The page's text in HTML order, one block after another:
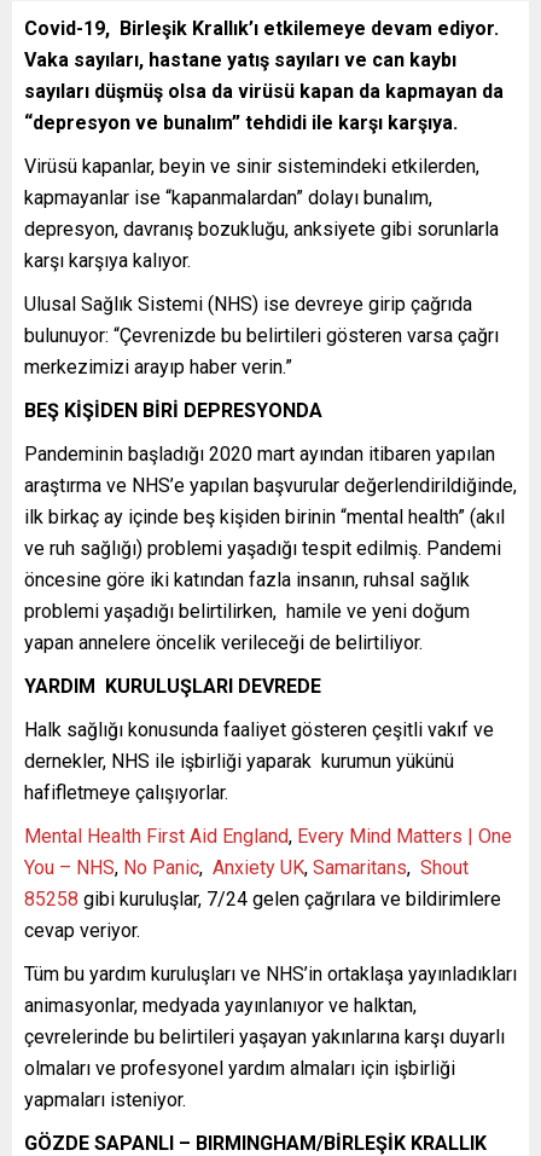
Covid-19, Birleşik Krallık’ı etkilemeye devam ediyor.
Vaka sayıları, hastane yatış sayıları ve can kaybı
sayıları düşmüş olsa da virüsü kapan da kapmayan da
“depresyon ve bunalım” tehdidi ile karşı karşıya.
Virüsü kapanlar, beyin ve sinir sistemindeki etkilerden,
kapmayanlar ise “kapanmalardan” dolayı bunalım,
depresyon, davranış bozukluğu, anksiyete gibi sorunlarla
karşı karşıya kalıyor.
Ulusal Sağlık Sistemi (NHS) ise devreye girip çağrıda
bulunuyor: “Çevrenizde bu belirtileri gösteren varsa çağrı
merkezimizi arayıp haber verin.”
BEŞ KİŞİDEN BİRİ DEPRESYONDA
Pandeminin başladığı 2020 mart ayından itibaren yapılan
araştırma ve NHS’e yapılan başvurular değerlendirildiğinde,
ilk birkaç ay içinde beş kişiden birinin “mental health” (akıl
ve ruh sağlığı) problemi yaşadığı tespit edilmiş. Pandemi
öncesine göre iki katından fazla insanın, ruhsal sağlık
problemi yaşadığı belirtilirken, hamile ve yeni doğum
yapan annelere öncelik verileceği de belirtiliyor.
YARDIM KURULUŞLARI DEVREDE
Halk sağlığı konusunda faaliyet gösteren çeşitli vakıf ve
dernekler, NHS ile işbirliği yaparak kurumun yükünü
hafifletmeye çalışıyorlar.
Mental Health First Aid England, Every Mind Matters | One
You – NHS, No Panic, Anxiety UK, Samaritans, Shout
85258 gibi kuruluşlar, 7/24 gelen çağrılara ve bildirimlere
cevap veriyor.
Tüm bu yardım kuruluşları ve NHS’in ortaklaşa yayınladıkları
animasyonlar, medyada yayınlanıyor ve halktan,
çevrelerinde bu belirtileri yaşayan yakınlarına karşı duyarlı
olmaları ve profesyonel yardım almaları için işbirliği
yapmaları isteniyor.
GÖZDE SAPANLI – BIRMINGHAM/BİRLEŞİK KRALLIK